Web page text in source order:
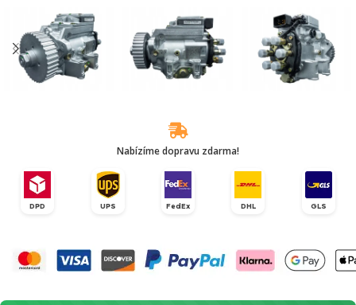
Nabízíme dopravu zdarma!
DPD UPS FedEx DHL GLS